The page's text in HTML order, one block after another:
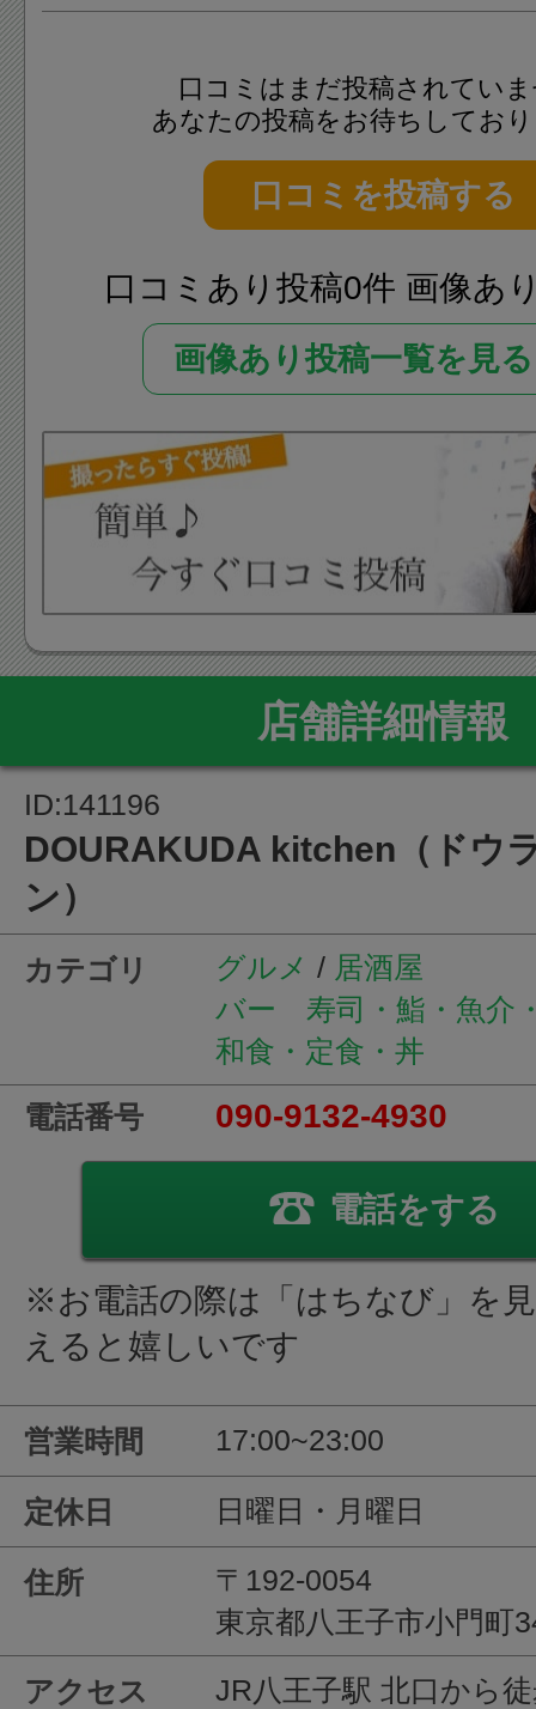
口コミはまだ投稿されてい
あなたの投稿をお待ちしてお
口コミを投稿する
口コミあり投稿0件 画像あ
画像あり投稿一覧を見
店舗詳細情報
ID:141196
DOURAKUDA kitchen（ドウ
ン）
カテゴリ グルメ / 居酒屋
バー
寿司・鮨・魚介
和食・定食・丼
電話番号
090-9132-4930
電話をする
※お電話の際は「はちなび」を
えると嬉しいです
営業時間 17:00~23:00
定休日 日曜日・月曜日
住所
〒192-0054
東京都八王子市小門町
アクセス JR八王子駅 北口から